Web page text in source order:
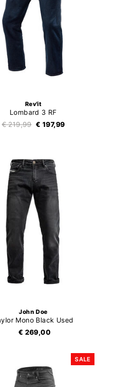
Rev'it
Lombard 3 RF
€ 219,99 € 197,99
John Doe
Mono Black Used
€ 269,00
SALE